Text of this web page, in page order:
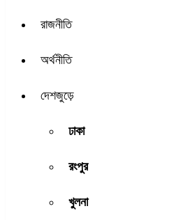
রাজনীতি
অর্থনীতি
দেশজুড়ে
ঢাকা
রংপুর
খুলনা